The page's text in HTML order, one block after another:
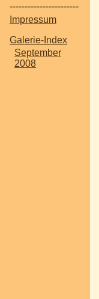
-----------------------
Impressum
Galerie-Index
September
2008